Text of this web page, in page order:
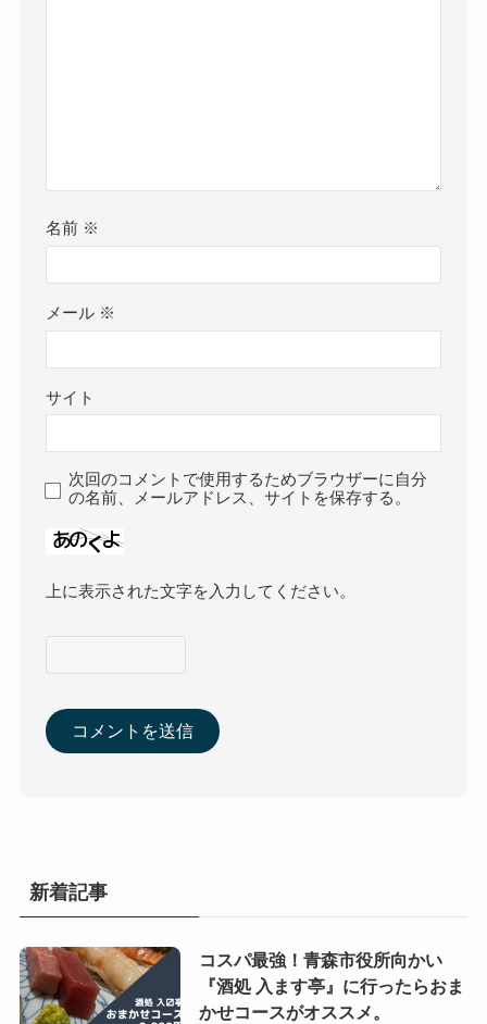
名前 ※
メール ※
サイト
次回のコメントで使用するためブラウザーに自分
の名前、メールアドレス、サイトを保存する。
上に表示された文字を入力してください。
新着記事
コスパ最強！青森市役所向かい
『酒処 入ます亭』に行ったらおま
かせコースがオススメ。